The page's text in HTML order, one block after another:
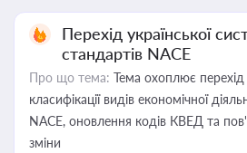
Перехід української
стандартів NACE
Про що тема: Тема охоплює перехід
класифікації видів економічної
NACE, оновлення кодів КВЕД та
зміни